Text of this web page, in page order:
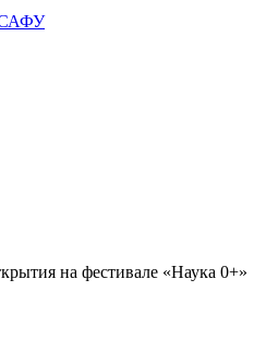
САФУ
на фестивале «Наука 0+»